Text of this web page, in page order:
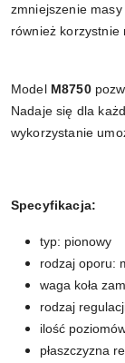
zmniejszenie masy
również korzystnie
Model M8750
Nadaje się dla
wykorzystanie
Specyfikacja:
typ: pionowy
rodzaj oporu:
waga koła
rodzaj
ilość
płaszczyzna